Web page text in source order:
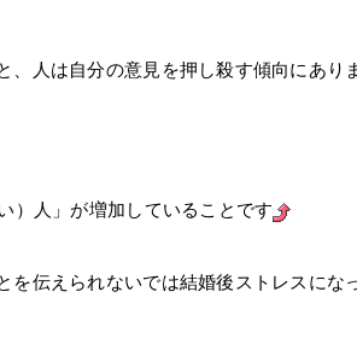
、人は自分の意見を押し殺す傾向にあり
）人」が増加していることです
伝えられないでは結婚後ストレスにな